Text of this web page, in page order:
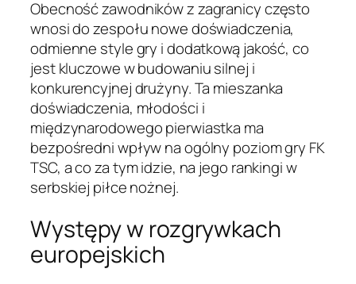
Obecność zawodników z zagranicy często
wnosi do zespołu nowe doświadczenia,
odmienne style gry i dodatkową jakość, co
jest kluczowe w budowaniu silnej i
konkurencyjnej drużyny. Ta mieszanka
doświadczenia, młodości i
międzynarodowego pierwiastka ma
bezpośredni wpływ na ogólny poziom gry FK
TSC, a co za tym idzie, na jego rankingi w
serbskiej piłce nożnej.
Występy w rozgrywkach
europejskich